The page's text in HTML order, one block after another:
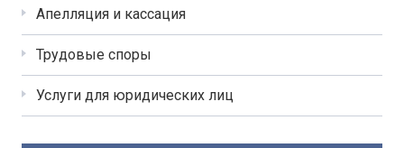
Апелляция и кассация
Трудовые споры
Услуги для юридических лиц